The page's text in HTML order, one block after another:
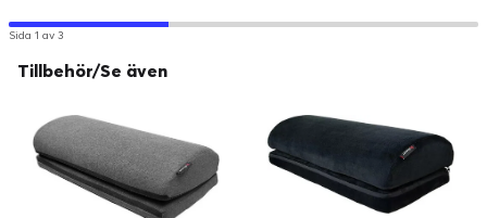
Sida 1 av 3
Tillbehör/Se även